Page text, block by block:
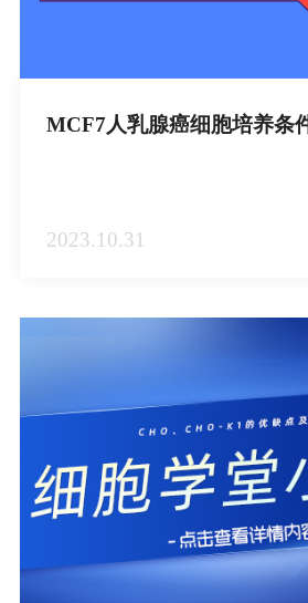
MCF7人乳腺癌细胞培养条
2023.10.31